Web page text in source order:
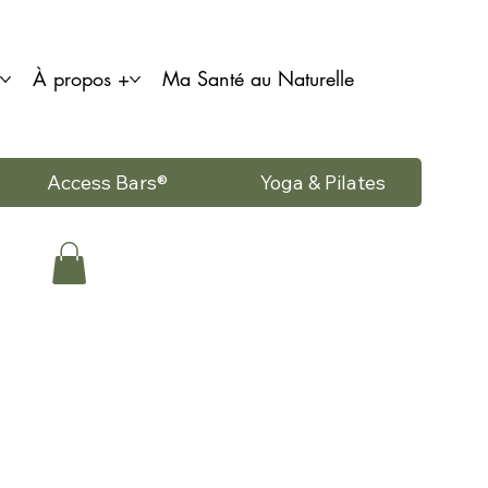
À propos + Ma Santé au Naturelle
Access Bars® Yoga & Pilates